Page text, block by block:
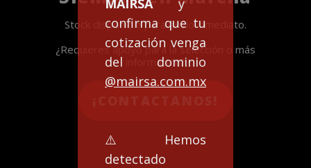
confirma que tu
cotización venga
del dominio
@mairsa.com.mx
⚠️Hemos
detectado
Stock disponible para envío inmediato.
¿Requieres apoyo para la selección o más
información?